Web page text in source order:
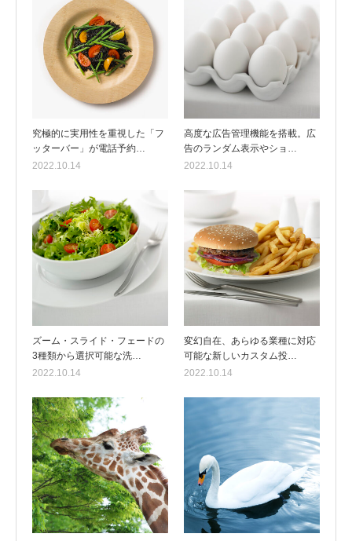
究極的に実用性を重視した「フ
ッターバー」が電話予約…
2022.10.14
高度な広告管理機能を搭載。広
告のランダム表示やショ…
2022.10.14
ズーム・スライド・フェードの
3種類から選択可能な洗…
2022.10.14
変幻自在、あらゆる業種に対応
可能な新しいカスタム投…
2022.10.14